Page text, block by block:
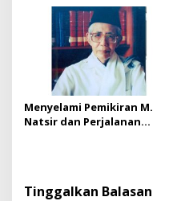
Prioritas
Menyelami Pemikiran M.
Natsir dan Perjalanan
Tinggalkan Balasan